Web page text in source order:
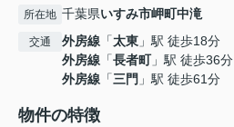
所在地 千葉県いすみ市岬町中滝
交通 外房線 「太東 」駅 徒歩18分
外房線 「長者町」駅 徒歩36分
外房線 「三門 」駅 徒歩61分
物件の特徴